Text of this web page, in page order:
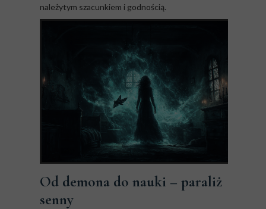
należytym szacunkiem i godnością.
Od demona do nauki – paraliż
senny